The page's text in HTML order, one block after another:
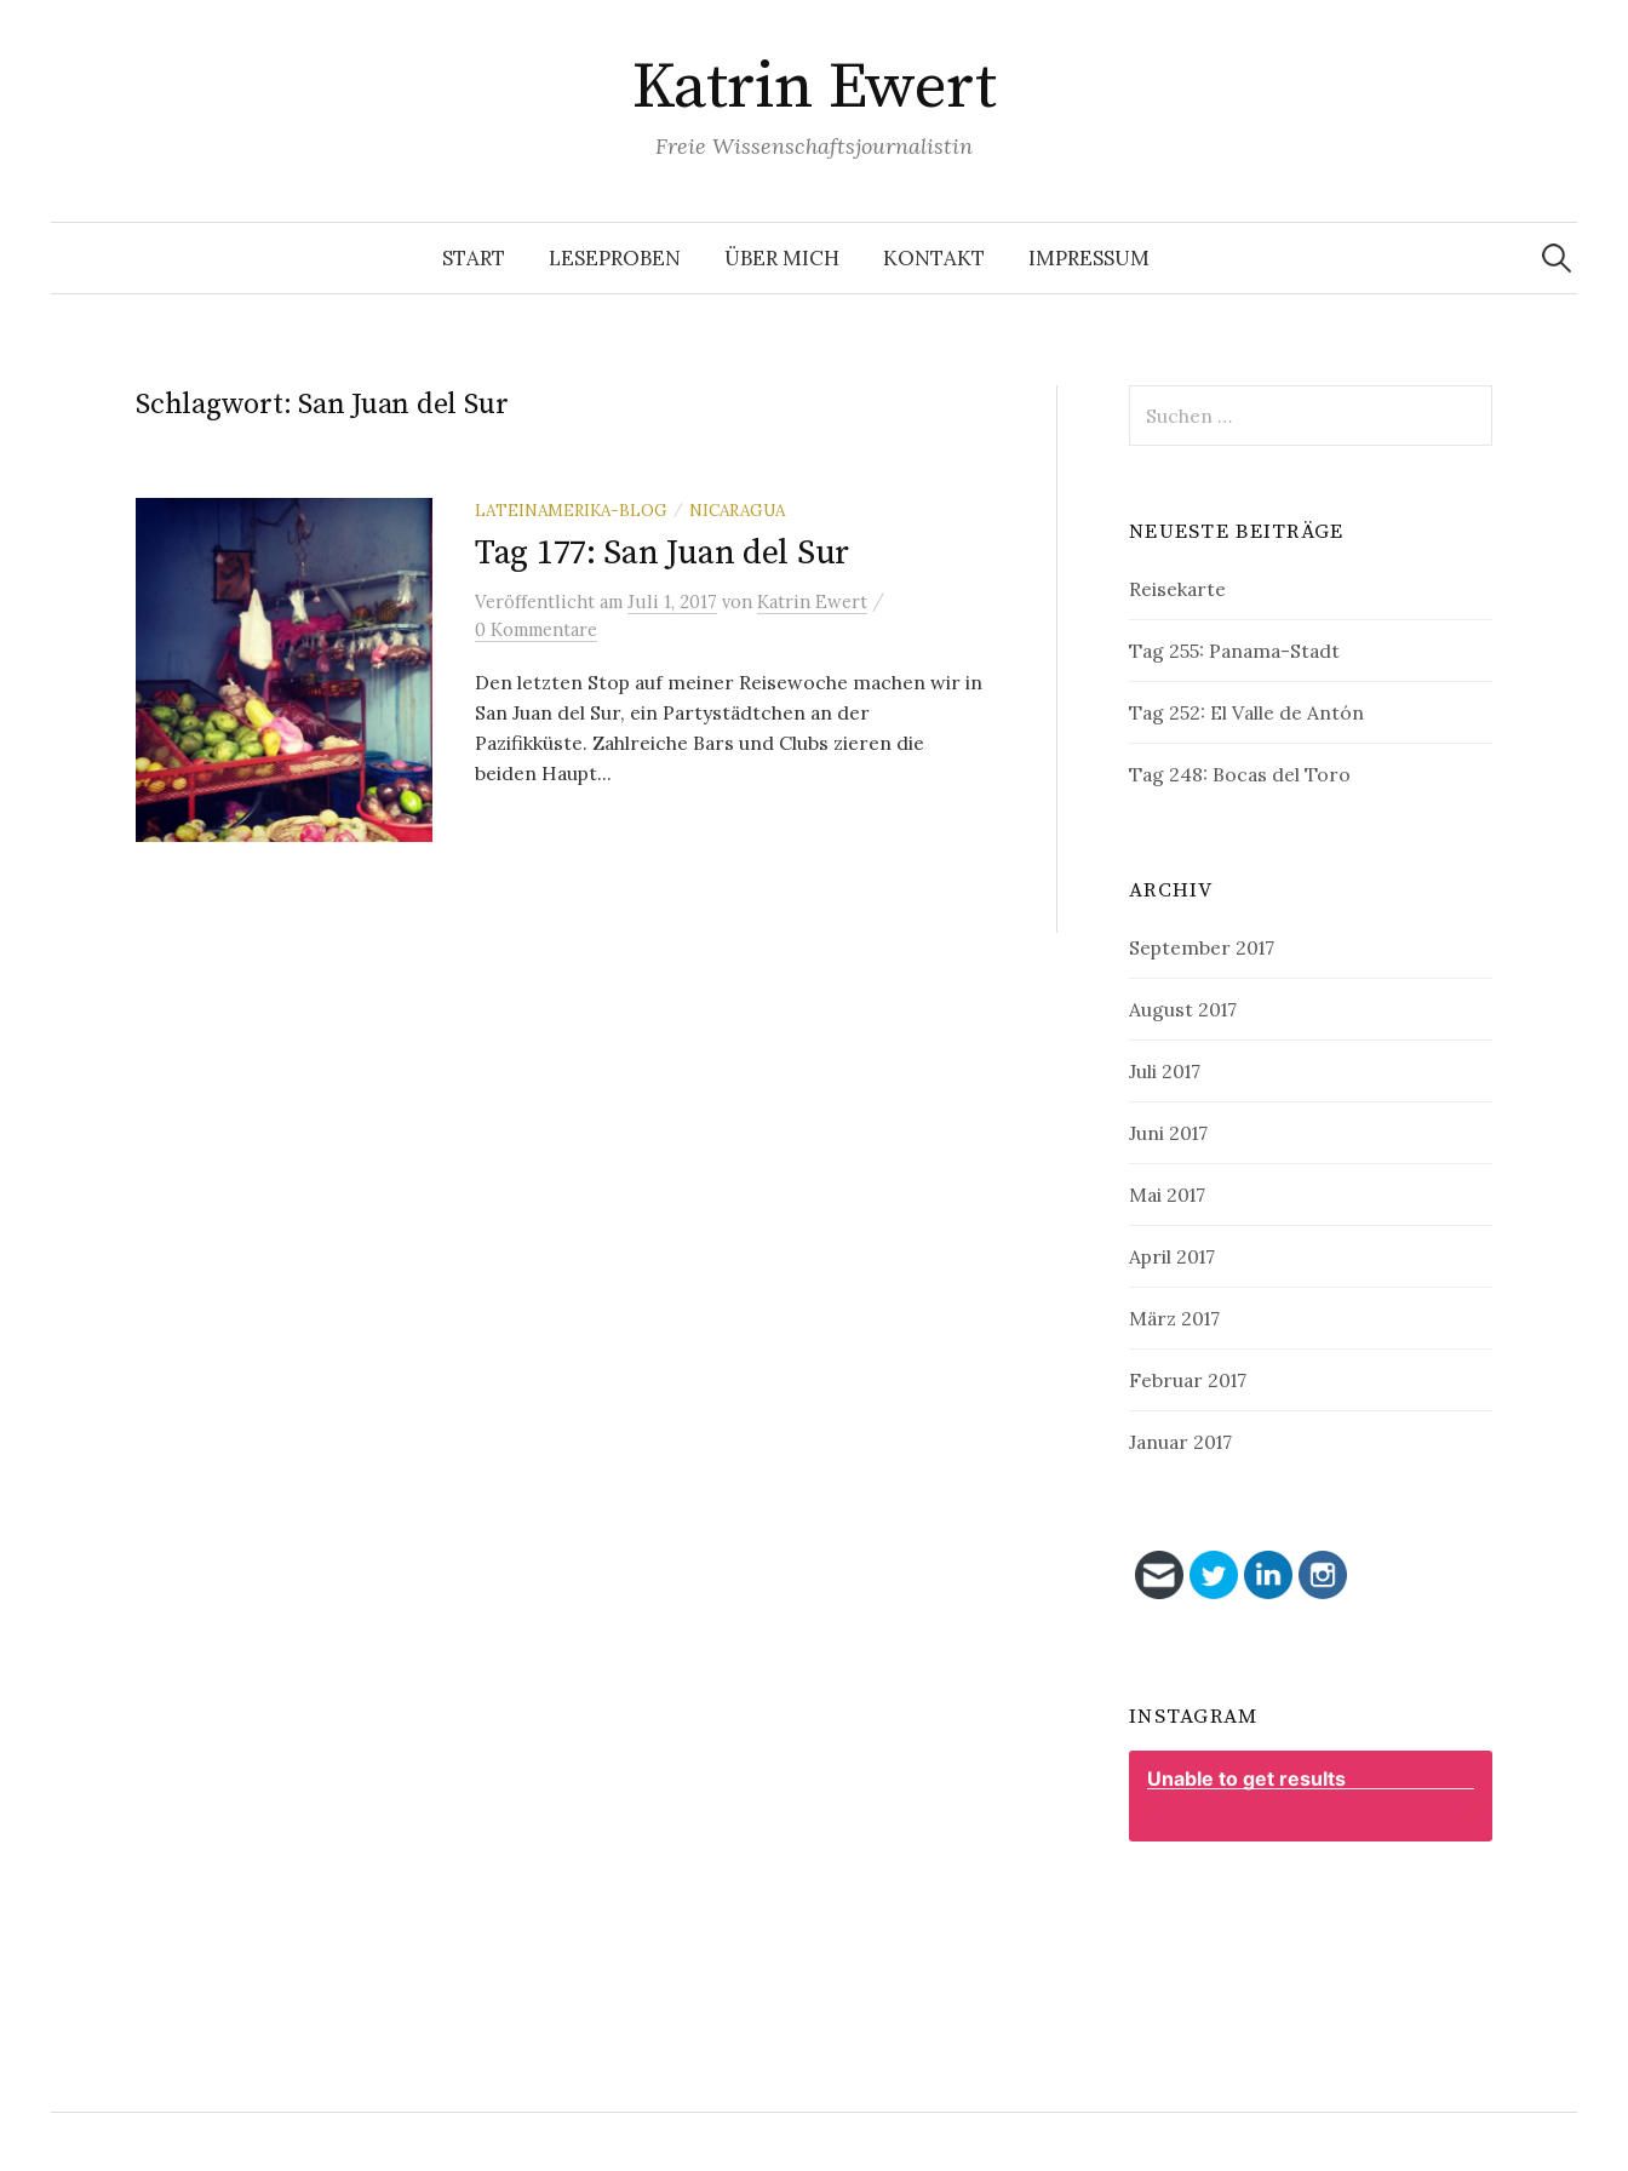
Katrin Ewert
Freie Wissenschaftsjournalistin
START LESEPROBEN ÜBER MICH KONTAKT IMPRESSUM
Suche
nach:
Schlagwort: San Juan del Sur
LATEINAMERIKA-BLOG / NICARAGUA
Tag 177: San Juan del Sur
Veröffentlicht am Juli 1, 2017 von Katrin Ewert /
0 Kommentare
Den letzten Stop auf meiner Reisewoche machen wir in
San Juan del Sur, ein Partystädtchen an der
Pazifikküste. Zahlreiche Bars und Clubs zieren die
beiden Haupt...
nach:
NEUESTE BEITRÄGE
Reisekarte
Tag 255: Panama-Stadt
Tag 252: El Valle de Antón
Tag 248: Bocas del Toro
ARCHIV
September 2017
August 2017
Juli 2017
Juni 2017
Mai 2017
April 2017
März 2017
Februar 2017
Januar 2017
INSTAGRAM
Unable to get results